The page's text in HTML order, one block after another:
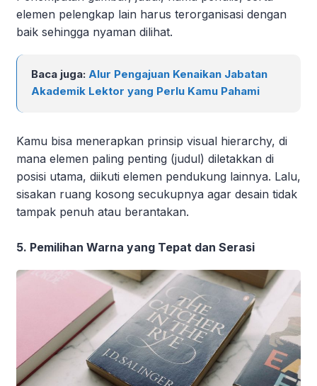
elemen pelengkap lain harus terorganisasi dengan
baik sehingga nyaman dilihat.
Baca juga: Alur Pengajuan Kenaikan Jabatan
Akademik Lektor yang Perlu Kamu Pahami
Kamu bisa menerapkan prinsip visual hierarchy, di
mana elemen paling penting (judul) diletakkan di
posisi utama, diikuti elemen pendukung lainnya. Lalu,
sisakan ruang kosong secukupnya agar desain tidak
tampak penuh atau berantakan.
5. Pemilihan Warna yang Tepat dan Serasi